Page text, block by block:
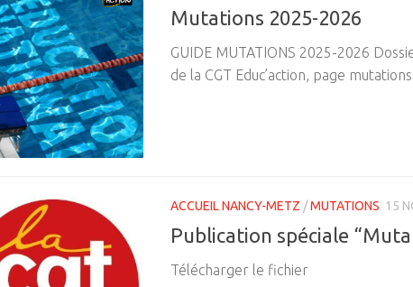
Mutations 2025-2026
GUIDE MUTATIONS 2025-2026
de la CGT Educ’action, page mutations
ACCUEIL NANCY-METZ /MUTATIONS 15
Publication spéciale
Télécharger le fichier